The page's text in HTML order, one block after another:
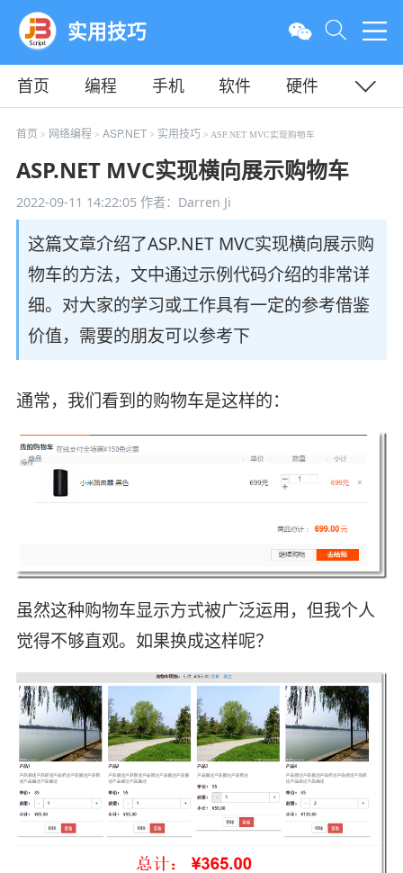
实用技巧
首页 编程 手机 软件
硬件
教程
平面 服务器
首页 > 网络编程 > ASP.NET > 实用技巧 > ASP.NET MVC实现购物车
ASP.NET MVC实现横向展示购物车
2022-09-11 14:22:05作者：Darren Ji
这篇文章介绍了ASP.NET MVC实现横向展示购
物车的方法，文中通过示例代码介绍的非常详
细。对大家的学习或工作具有一定的参考借鉴
价值，需要的朋友可以参考下
通常，我们看到的购物车是这样的：
虽然这种购物车显示方式被广泛运用，但我个人
觉得不够直观。如果换成这样呢？